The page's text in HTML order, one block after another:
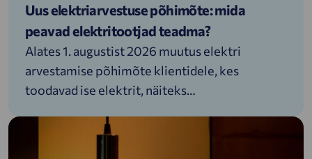
Uus elektriarvestuse põhimõte: mida
peavad elektritootjad teadma?
Alates 1. augustist 2026 muutus elektri
arvestamise põhimõte klientidele, kes
toodavad ise elektrit, näiteks
võrgust võetud ja võrku antud elektrit eraldi,
siis nüüd võrdleb võrguettevõte neid koguseid